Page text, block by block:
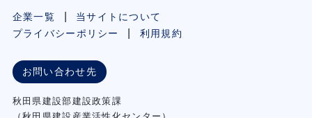
企業一覧
当サイトについて
プライバシーポリシー
利用規約
お問い合わせ先
秋⽥県建設部建設政策課